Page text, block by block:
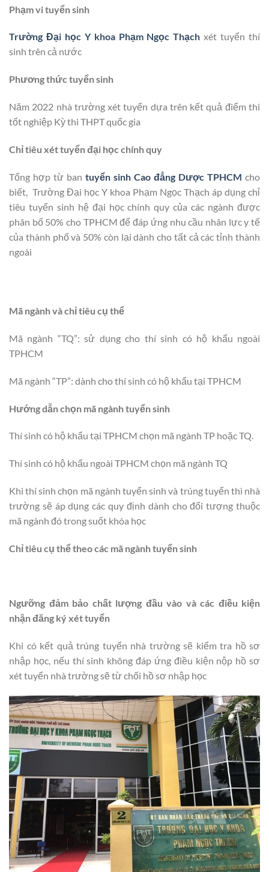
Phạm vi tuyển sinh
Trường Đại học Y khoa Phạm Ngọc Thạch xét tuyển thí
sinh trên cả nước
Phương thức tuyển sinh
Năm 2022 nhà trường xét tuyển dựa trên kết quả điểm thi
tốt nghiệp Kỳ thi THPT quốc gia
Chỉ tiêu xét tuyển đại học chính quy
Tổng hợp từ ban tuyển sinh Cao đẳng Dược TPHCM cho
biết, Trường Đại học Y khoa Phạm Ngọc Thạch áp dụng chỉ
tiêu tuyển sinh hệ đại học chính quy của các ngành được
phân bố 50% cho TPHCM để đáp ứng nhu cầu nhân lực y tế
của thành phố và 50% còn lại dành cho tất cả các tỉnh thành
ngoài
Mã ngành và chỉ tiêu cụ thể
Mã ngành “TQ”: sử dụng cho thí sinh có hộ khẩu ngoài
TPHCM
Mã ngành “TP”: dành cho thí sinh có hộ khẩu tại TPHCM
Hướng dẫn chọn mã ngành tuyển sinh
Thí sinh có hộ khẩu tại TPHCM chọn mã ngành TP hoặc TQ.
Thí sinh có hộ khẩu ngoài TPHCM chọn mã ngành TQ
Khi thí sinh chọn mã ngành tuyển sinh và trúng tuyển thì nhà
trường sẽ áp dụng các quy định dành cho đối tượng thuộc
mã ngành đó trong suốt khóa học
Chỉ tiêu cụ thể theo các mã ngành tuyển sinh
Ngưỡng đảm bảo chất lượng đầu vào và các điều kiện
nhận đăng ký xét tuyển
Khi có kết quả trúng tuyển nhà trường sẽ kiểm tra hồ sơ
nhập học, nếu thí sinh không đáp ứng điều kiện nộp hồ sơ
xét tuyển nhà trường sẽ từ chối hồ sơ nhập học